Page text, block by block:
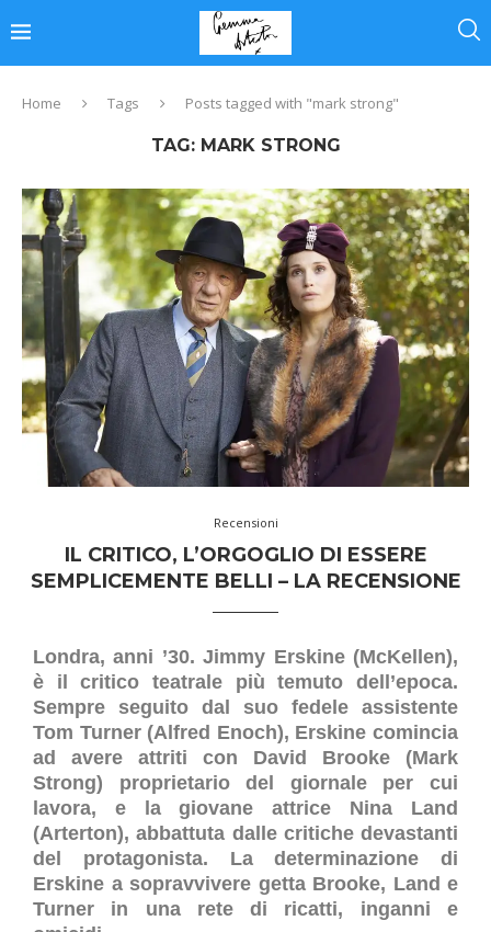
Home Tags Posts tagged with "mark strong"
TAG: MARK STRONG
Recensioni
IL CRITICO, L’ORGOGLIO DI ESSERE
SEMPLICEMENTE BELLI – LA RECENSIONE
Londra, anni ’30. Jimmy Erskine (McKellen),
è il critico teatrale più temuto dell’epoca.
Sempre seguito dal suo fedele assistente
Tom Turner (Alfred Enoch), Erskine comincia
ad avere attriti con David Brooke (Mark
Strong) proprietario del giornale per cui
lavora, e la giovane attrice Nina Land
(Arterton), abbattuta dalle critiche devastanti
del protagonista. La determinazione di
Erskine a sopravvivere getta Brooke, Land e
Turner in una rete di ricatti, inganni e